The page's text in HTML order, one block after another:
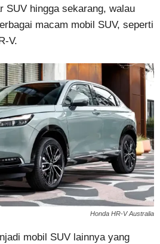
SUV hingga sekarang, walau
macam mobil SUV, seperti
V.
Honda HR-V Australia
mobil SUV lainnya yang